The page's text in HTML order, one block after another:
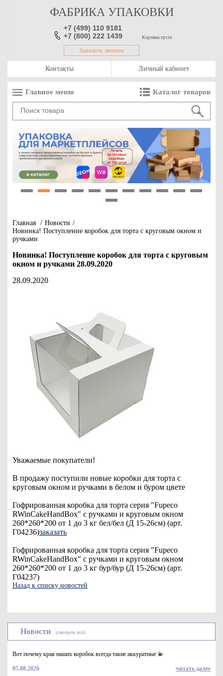
ФАБРИКА УПАКОВКИ
+7 (499) 110 9181
+7 (800) 222 1439
Заказать звонок
Корзина пуста
Контакты Личный кабинет
Главное меню Каталог товаров
Главная / Новости /
Новинка! Поступление коробок для торта с круговым окном и
ручками
Новинка! Поступление коробок для торта с круговым
окном и ручками 28.09.2020
28.09.2020
Уважаемые покупатели!
В продажу поступили новые коробки для торта с
круговым окном и ручками в белом и буром цвете
Гофрированная коробка для торта серия "Fupeco
RWinCakeHandBox" c ручками и круговым окном
260*260*200 от 1 до 3 кг бел/бел (Д 15-26см) (арт.
Г04236)заказать
Гофрированная коробка для торта серия "Fupeco
RWinCakeHandBox" c ручками и круговым окном
260*260*200 от 1 до 3 кг бур/бур (Д 15-26см) (арт.
Г04237)
Назад к списку новостей
Новости (смотреть всё)
Вот почему края наших коробок всегда такие аккуратные 💫
05.08.2026
читать далее